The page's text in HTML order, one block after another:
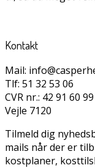
Kontakt
Mail:
Tlf: 51 32 53 06
CVR nr.: 42 91 60 99
Vejle 7120
Tilmeld dig
mails når der er
kostplaner,